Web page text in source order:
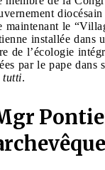
maintenant le
installée dans
de l’écologie
par le pape dans
tutti.